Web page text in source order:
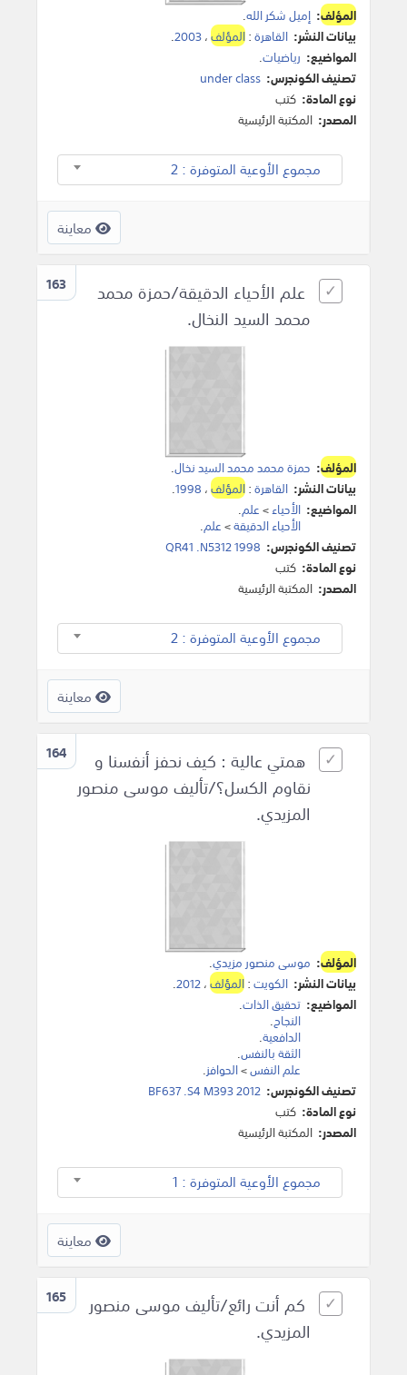
المؤلف: إميل شكر الله.
بيانات النشر: القاهرة:المؤلف،2003
.
المواضيع: رياضيات.
تصنيف الكونجرس: under class
نوع المادة: كتب
المصدر: المكتبة الرئيسية
مجموع الأوعية المتوفرة : 2
معاينة
163
علم الأحياء الدقيقة/حمزة محمد
محمد السيد النخال.
المؤلف: حمزة محمد محمد السيد نخال.
بيانات النشر: القاهرة:المؤلف، 1998
.
المواضيع: الأحياء>علم.
الأحياء الدقيقة>علم.
تصنيف الكونجرس: QR41 .N5312 1998
نوع المادة: كتب
المصدر: المكتبة الرئيسية
مجموع الأوعية المتوفرة : 2
معاينة
164
همتي عالية : كيف نحفز أنفسنا و
نقاوم الكسل؟/تأليف موسى منصور
المزيدي.
المؤلف: موسى منصور مزيدي.
بيانات النشر: الكويت:المؤلف،2012
.
المواضيع: تحقيق الذات.
النجاح.
الدافعية.
الثقة بالنفس.
علم النفس>الحوافز.
تصنيف الكونجرس: BF637 .S4 M393 2012
نوع المادة: كتب
المصدر: المكتبة الرئيسية
مجموع الأوعية المتوفرة : 1
معاينة
165
كم أنت رائع/تأليف موسى منصور
المزيدي.